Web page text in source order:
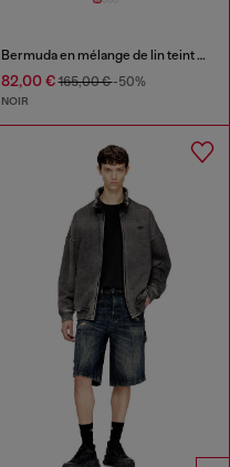
Bermuda en mélange de lin teint en pièce
82,00 €165,00 €-50%
NOIR